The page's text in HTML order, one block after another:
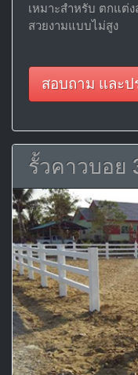
เหมาะสำหรับ ตกแต่
สวยงามแบบไม่สูง
สอบถาม และป
รั้วคาวบอย